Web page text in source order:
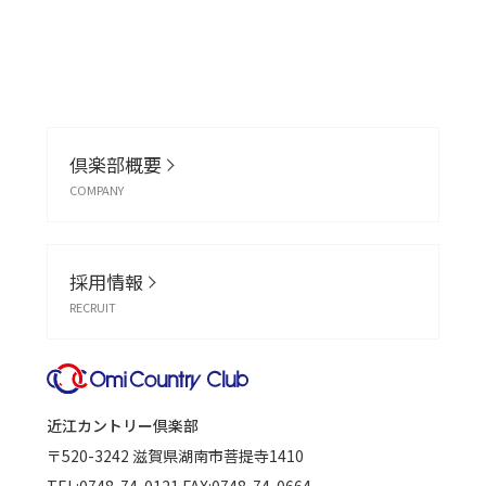
倶楽部概要
COMPANY
採用情報
RECRUIT
近江カントリー倶楽部
〒520-3242 滋賀県湖南市菩提寺1410